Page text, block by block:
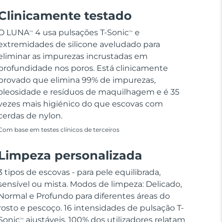
testado
LUNATM 4 usa pulsações T-SonicTM
e
de silicone aveludado para
as impurezas incrustadas em
nos poros. Está clinicamente
que elimina 99% de impurezas,
e resíduos de maquilhagem e é 35
mais higiénico do que escovas com
de nylon.
base em testes clínicos de terceiros
personalizada
tipos de escovas - para pele equilibrada,
ou mista. Modos de limpeza: Delicado,
e Profundo para diferentes áreas do
e pescoço. 16 intensidades de pulsação T-
TM ajustáveis. 100% dos utilizadores relatam